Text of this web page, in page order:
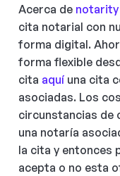
Acerca de notarity
cita notarial con
forma digital.
forma flexible
cita aquí una cita
asociadas. Los
circunstancias de
una notaría
la cita y entonces
acepta o no esta